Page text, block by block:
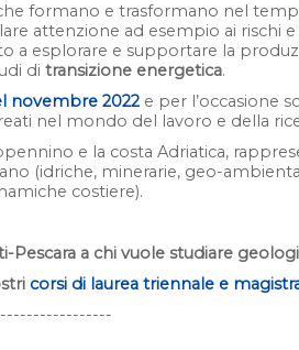
formano e trasformano nel
attenzione ad esempio ai rischi e
a esplorare e supportare la
di transizione energetica.
novembre 2022 e per l’occasione
nel mondo del lavoro e della
e la costa Adriatica,
(idriche, minerarie, geo-
costiere).
Pescara a chi vuole studiare
corsidi laurea triennale e